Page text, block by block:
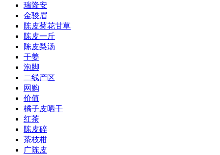
瑞隆安
金骏眉
陈皮菊花甘草
陈皮一斤
陈皮梨汤
干姜
泡脚
二线产区
网购
价值
橘子皮晒干
红茶
陈皮碎
茶枝柑
广陈皮